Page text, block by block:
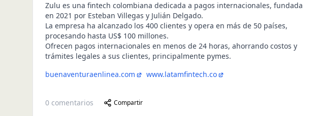
Zulu es una fintech colombiana dedicada a pagos internacionales, fundada
en 2021 por Esteban Villegas y Julián Delgado.
La empresa ha alcanzado los 400 clientes y opera en más de 50 países,
procesando hasta US$ 100 millones.
Ofrecen pagos internacionales en menos de 24 horas, ahorrando costos y
trámites legales a sus clientes, principalmente pymes.
buenaventuraenlinea.com
www.latamfintech.co
0 comentarios Compartir